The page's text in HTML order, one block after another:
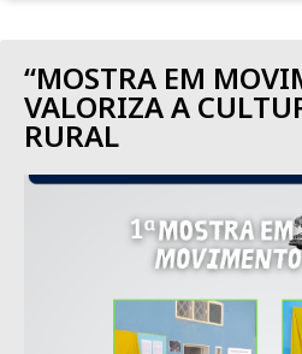
“MOSTRA EM
VALORIZA A
RURAL